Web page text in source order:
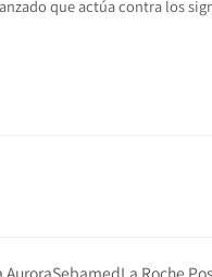
que actúa contra los